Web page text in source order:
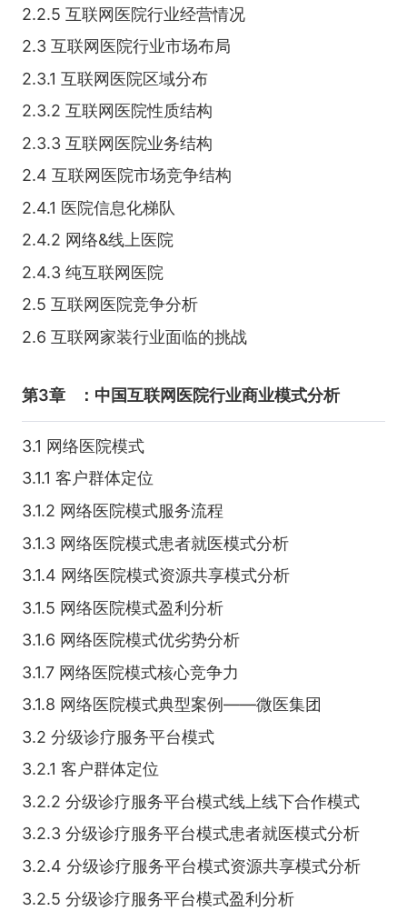
2.2.5 互联网医院行业经营情况
2.3 互联网医院行业市场布局
2.3.1 互联网医院区域分布
2.3.2 互联网医院性质结构
2.3.3 互联网医院业务结构
2.4 互联网医院市场竞争结构
2.4.1 医院信息化梯队
2.4.2 网络&线上医院
2.4.3 纯互联网医院
2.5 互联网医院竞争分析
2.6 互联网家装行业面临的挑战
第3章 ：中国互联网医院行业商业模式分析
3.1 网络医院模式
3.1.1 客户群体定位
3.1.2 网络医院模式服务流程
3.1.3 网络医院模式患者就医模式分析
3.1.4 网络医院模式资源共享模式分析
3.1.5 网络医院模式盈利分析
3.1.6 网络医院模式优劣势分析
3.1.7 网络医院模式核心竞争力
3.1.8 网络医院模式典型案例——微医集团
3.2 分级诊疗服务平台模式
3.2.1 客户群体定位
3.2.2 分级诊疗服务平台模式线上线下合作模式
3.2.3 分级诊疗服务平台模式患者就医模式分析
3.2.4 分级诊疗服务平台模式资源共享模式分析
3.2.5 分级诊疗服务平台模式盈利分析